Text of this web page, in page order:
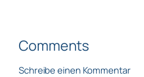
Comments
Schreibe einen Kommentar